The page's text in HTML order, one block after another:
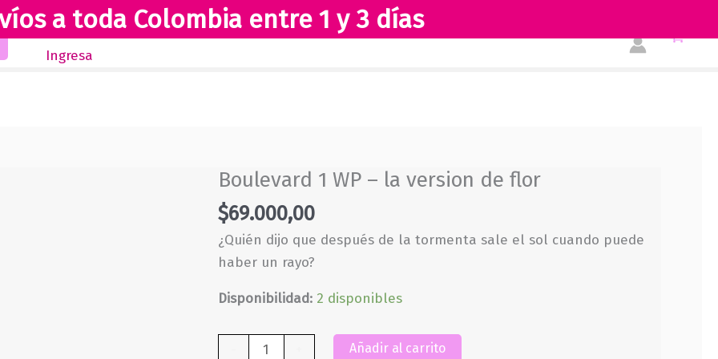
a toda Colombia entre 1 y 3 días
Inicio Novedades Revista Club Lectores Tienda
Ingresa
Boulevard 1 WP – la version de flor
$69.000,00
¿Quién dijo que después de la tormenta sale el sol cuando puede
haber un rayo?
Disponibilidad: 2 disponibles
Boulevard
Añadir al carrito
-